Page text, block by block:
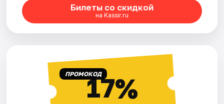
Билеты со скидкой
на Kassir.ru
ПРОМОКОД17%